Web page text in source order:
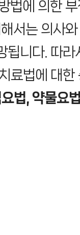
법에 의한
서는 의사
됩니다. 따라
료법에 대한
법, 약물요